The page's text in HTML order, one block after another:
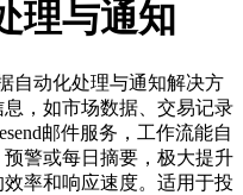
理与通知
自动化处理与通知解决方
，如市场数据、交易记录
邮件服务，工作流能自
警或每日摘要，极大提升
率和响应速度。适用于投